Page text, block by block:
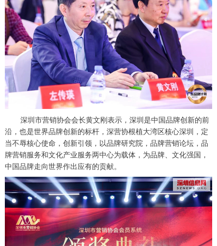
深圳市营销协会会长黄文刚表示，深圳是中国品牌创新的前
沿，也是世界品牌创新的标杆，深营协根植大湾区核心深圳，定
当不辱核心使命，创新引领，以品牌研究院，品牌营销论坛，品
牌营销服务和文化产业服务两中心为载体，为品牌、文化强国，
中国品牌走向世界作出应有的贡献。